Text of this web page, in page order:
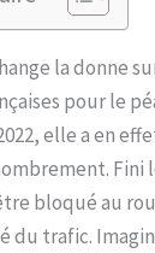
la donne
pour le
elle a en
bloqué au
trafic.